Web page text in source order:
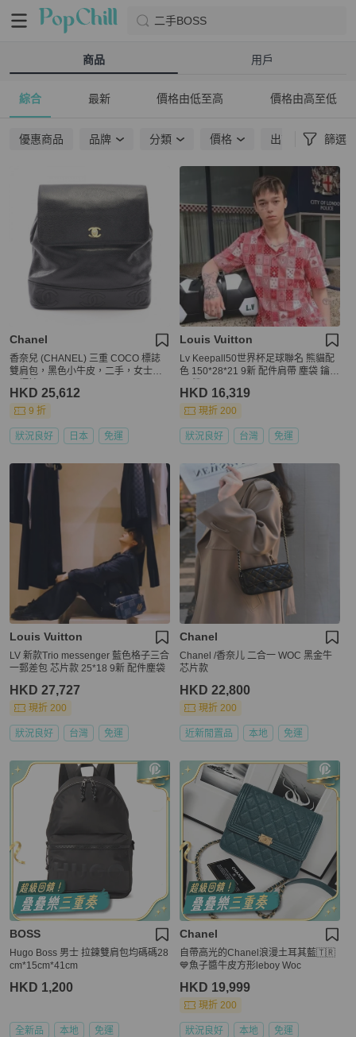
二手BOSS
商品 用戶
綜合 最新 價格由低至高 價格由高至低
優惠商品 品牌 分類 價格 出貨地點 篩選
Chanel
香奈兒 (CHANEL) 三重 COCO 標誌
雙肩包，黑色小牛皮，二手，女士，C
HKD 25,612
9 折
狀況良好 日本 免運
Louis Vuitton
Lv Keepall50世界杯足球聯名 熊貓配
色 150*28*21 9新 配件肩帶 塵袋 鑰匙
HKD 16,319
現折 200
狀況良好 台灣 免運
Louis Vuitton
LV 新款Trio messenger 藍色格子三合
一郵差包 芯片款 25*18 9新 配件塵袋
HKD 27,727
現折 200
狀況良好 台灣 免運
Chanel
Chanel /香奈儿 二合一 WOC 黑金牛
芯片款
HKD 22,800
現折 200
近新閒置品 本地 免運
BOSS
Hugo Boss 男士 拉鍊雙肩包均碼碼28
cm*15cm*41cm
HKD 1,200
全新品 本地 免運
Chanel
自帶高光的Chanel浪漫土耳其藍🇹🇷
💙魚子醬牛皮方形leboy Woc
HKD 19,999
現折 200
狀況良好 本地 免運